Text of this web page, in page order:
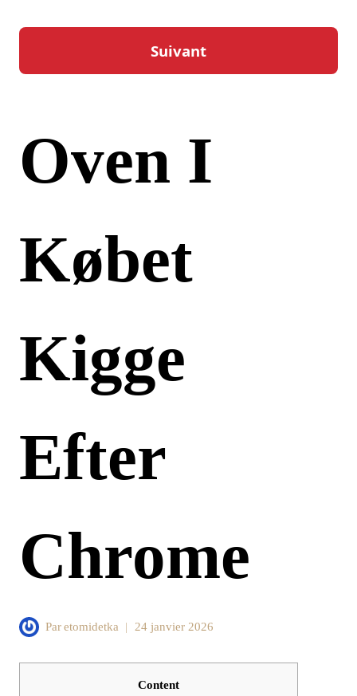
Hjælp
Oven I
Købet
Kigge
Efter
Chrome
Paretomidetka 24 janvier 2026
Content